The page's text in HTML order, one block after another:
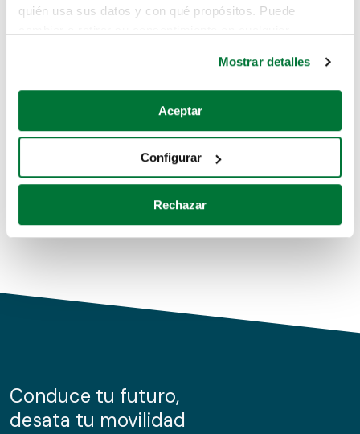
quién usa sus datos y con qué propósitos. Puede
Si lo permite, también quisiéramos:
Recopilar información sobre su ubicación geográfica
Identificar su dispositivo analizándolo activamente
para buscar características específicas (huellas
Obtenga más información sobre cómo se procesan sus
de cookies.
información sobre el uso que haga del sitio web con
nuestros partners de redes sociales, publicidad y análisis
Mostrar detalles
Aceptar
Configurar
Rechazar
Pero puedes encontrar el coche que estás
buscando en alguno de estos enlaces:
Coches de segunda mano
Coches de km0
Conduce tu futuro,
desata tu movilidad